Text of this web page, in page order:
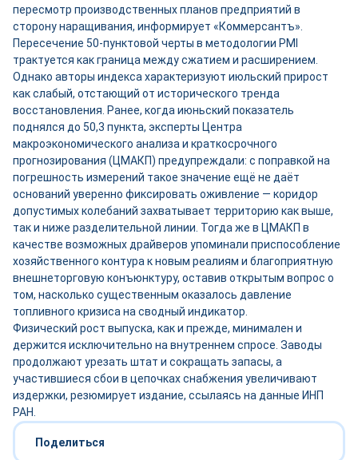
пересмотр производственных планов предприятий в
сторону наращивания, информирует «Коммерсантъ».
Пересечение 50-пунктовой черты в методологии PMI
трактуется как граница между сжатием и расширением.
Однако авторы индекса характеризуют июльский прирост
как слабый, отстающий от исторического тренда
восстановления. Ранее, когда июньский показатель
поднялся до 50,3 пункта, эксперты Центра
макроэкономического анализа и краткосрочного
прогнозирования (ЦМАКП) предупреждали: с поправкой на
погрешность измерений такое значение ещё не даёт
оснований уверенно фиксировать оживление — коридор
допустимых колебаний захватывает территорию как выше,
так и ниже разделительной линии. Тогда же в ЦМАКП в
качестве возможных драйверов упоминали приспособление
хозяйственного контура к новым реалиям и благоприятную
внешнеторговую конъюнктуру, оставив открытым вопрос о
том, насколько существенным оказалось давление
топливного кризиса на сводный индикатор.
Физический рост выпуска, как и прежде, минимален и
держится исключительно на внутреннем спросе. Заводы
продолжают урезать штат и сокращать запасы, а
участившиеся сбои в цепочках снабжения увеличивают
издержки, резюмирует издание, ссылаясь на данные ИНП
РАН.
Поделиться